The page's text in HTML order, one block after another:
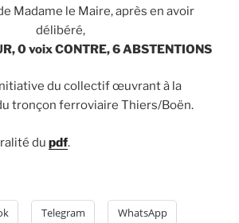
Madame le Maire, après en avoir
délibéré,
0 voix CONTRE, 6 ABSTENTIONS
du collectif œuvrant à la
tronçon ferroviaire Thiers/Boën.
du pdf.
Telegram WhatsApp